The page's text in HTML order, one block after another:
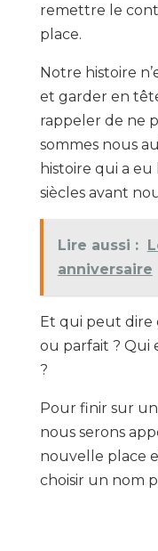
remettre le
place.
Notre histoire
et garder en
rappeler de ne
sommes nous
histoire qui a
siècles avant
Lire aussi :
anniversaire
Et qui peut dire
ou parfait ? Qui
?
Pour finir sur
nous serons
nouvelle place
choisir un nom